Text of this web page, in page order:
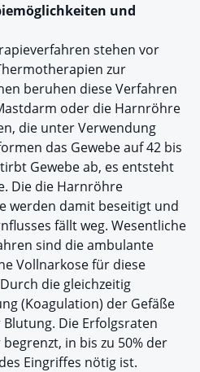
und
stehen vor
zur
beruhen diese Verfahren
oder die Harnröhre
die unter Verwendung
das Gewebe auf 42 bis
Gewebe ab, es entsteht
Die die Harnröhre
werden damit beseitigt und
fällt weg. Wesentliche
sind die ambulante
Vollnarkose für diese
die gleichzeitig
(Koagulation) der Gefäße
Die Erfolgsraten
in bis zu 50% der
Eingriffes nötig ist.